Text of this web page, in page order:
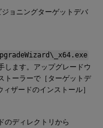
ョニングターゲットデバ
します。アップグレードウ
トーラーで［ターゲットデ
ザードのインストール］
ディレクトリから